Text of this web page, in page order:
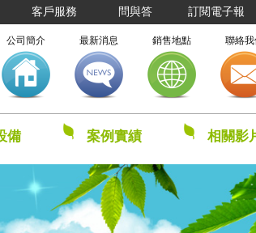
訂閱電子報
問與答
客戶服務
公司簡介 最新消息 銷售地點 聯絡我
備 案例實績 相關影